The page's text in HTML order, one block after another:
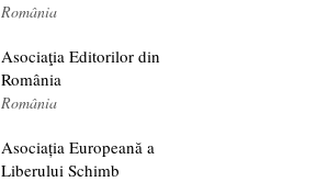
România
Asociaţia Editorilor din
România
România
Asociația Europeană a
Liberului Schimb